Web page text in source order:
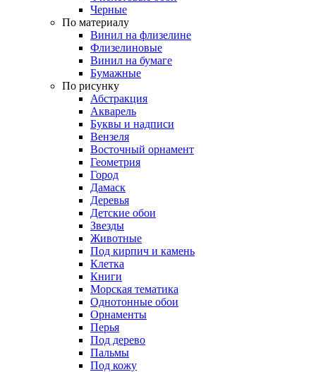
Черные
По материалу
Винил на флизелине
Флизелиновые
Винил на бумаге
Бумажные
По рисунку
Абстракция
Акварель
Буквы и надписи
Вензеля
Восточный орнамент
Геометрия
Город
Дамаск
Деревья
Детские обои
Звезды
Животные
Под кирпич и камень
Клетка
Книги
Морская тематика
Однотонные обои
Орнаменты
Перья
Под дерево
Пальмы
Под кожу